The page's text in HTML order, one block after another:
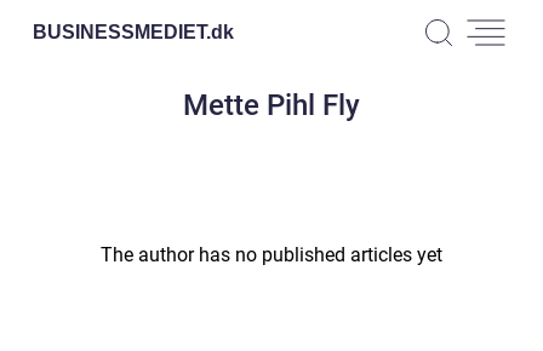
BUSINESSMEDIET.dk
Mette Pihl Fly
The author has no published articles yet